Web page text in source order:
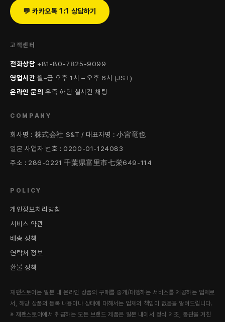
💬 카카오톡 1:1 상담하기
고객센터
전화상담 +81-80-7825-9099
영업시간 월–금 오후 1시 – 오후 6시 (JST)
온라인 문의 우측 하단 실시간 채팅
COMPANY
회사명 : 株式会社 S&T / 대표자명 : 小宮竜也
일본 사업자 번호 : 0200-01-124083
주소 : 286-0221 千葉県富里市七栄649-114
POLICY
개인정보처리방침
서비스 약관
배송 정책
연락처 정보
환불 정책
재팬스토어는 일본 내 온라인 상품의 구매를 중개/대행하는 서비스를 제공하는 업체로
서, 해당 상품의 등록 내용이나 상태에 대해서는 업체의 책임이 없음을 알려드립니다.
※ 재팬스토어에서 취급하는 모든 브랜드 제품은 일본 내에서 정식 제조, 통관을 거친